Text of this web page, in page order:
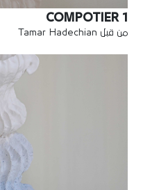
COMPOTIER 1
من قبل Tamar Hadechian